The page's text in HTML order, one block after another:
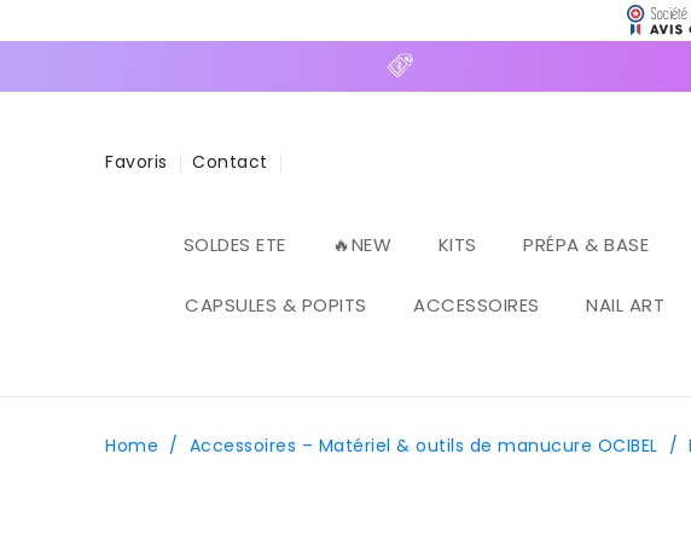
Favoris Contact
SOLDES ETE 🔥NEW KITS PRÉPA & BASE
CAPSULES & POPITS ACCESSOIRES NAIL ART
Home / Accessoires – Matériel & outils de manucure OCIBEL /